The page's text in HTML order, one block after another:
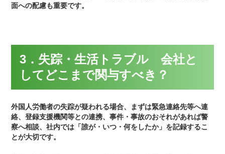
面への配慮も重要です。
3．失踪・生活トラブル 会社と
してどこまで関与すべき？
外国人労働者の失踪が疑われる場合、まずは緊急連絡先等へ連
絡、登録支援機関等との連携、事件・事故のおそれがあれば警
察へ相談、社内では「誰が・いつ・何をしたか」を記録するこ
とが大切です。